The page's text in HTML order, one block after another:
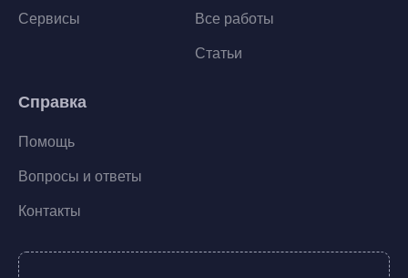
Сервисы
Все работы
Статьи
Справка
Помощь
Вопросы и ответы
Контакты